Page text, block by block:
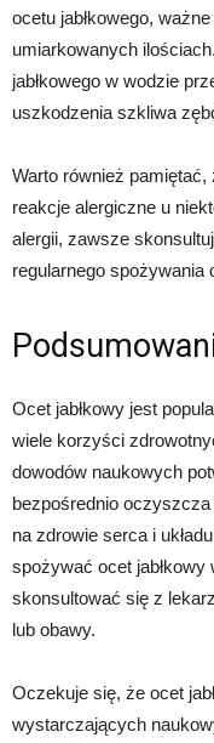
ocetu jabłkowego,
umiarkowanych
jabłkowego w wodzie
uszkodzenia szkliwa
Warto również pamiętać,
reakcje alergiczne u
alergii, zawsze
regularnego spożywania
Ocet jabłkowy jest
wiele korzyści
dowodów naukowych
bezpośrednio oczyszcza
na zdrowie serca i
spożywać ocet
skonsultować się z
lub obawy.
Oczekuje się, że ocet
wystarczających